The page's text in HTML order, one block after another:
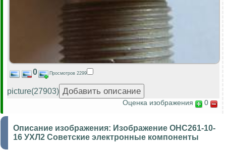
0 Просмотров 2299
picture(27903)
Оценка изображения 0
Описание изображения: Изображение ОНС261-10-
16 УХЛ2 Советские электронные компоненты